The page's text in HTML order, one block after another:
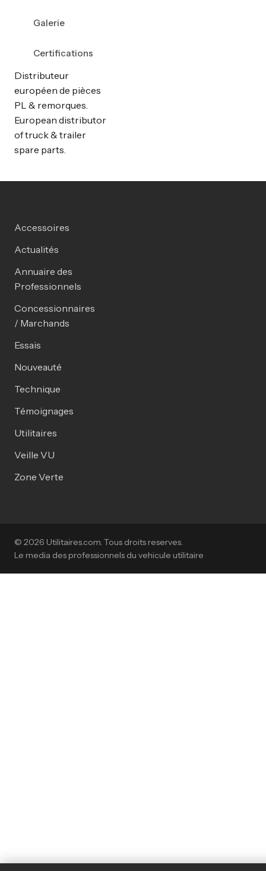
Galerie
Certifications
Distributeur
européen de pièces
PL & remorques.
European distributor
of truck & trailer
spare parts.
Accessoires
Actualités
Annuaire des
Professionnels
Concessionnaires
/ Marchands
Essais
Nouveauté
Technique
Témoignages
Utilitaires
Veille VU
Zone Verte
© 2026 Utilitaires.com. Tous droits reserves.
Le media des professionnels du vehicule utilitaire